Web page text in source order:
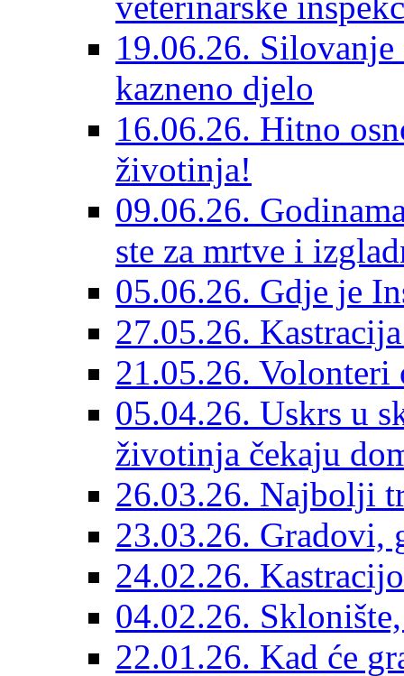
19.06.26.
kazneno djelo
16.06.26. Hitno
životinja!
09.06.26.
ste za mrtve i
05.06.26. Gdje je
27.05.26.
21.05.26. Volonteri
05.04.26. Uskrs u
životinja čekaju
26.03.26. Najbolji
23.03.26. Gradovi,
24.02.26.
04.02.26.
22.01.26. Kad će